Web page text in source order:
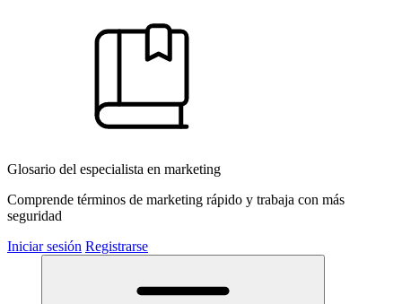
Glosario del especialista en marketing
Comprende términos de marketing rápido y trabaja con más
seguridad
Iniciar sesión Registrarse